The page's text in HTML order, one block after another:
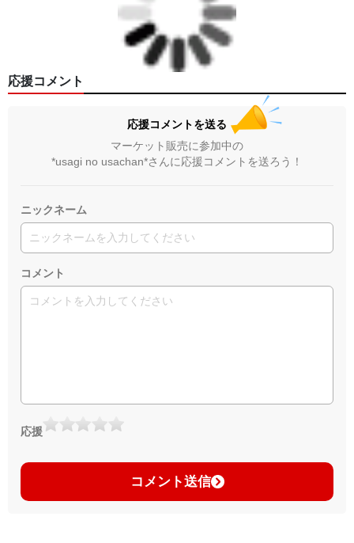
応援コメント
応援コメントを送る
マーケット販売に参加中の
*usagi no usachan*さんに応援コメントを送ろう！
ニックネーム
コメント
応援
コメント送信